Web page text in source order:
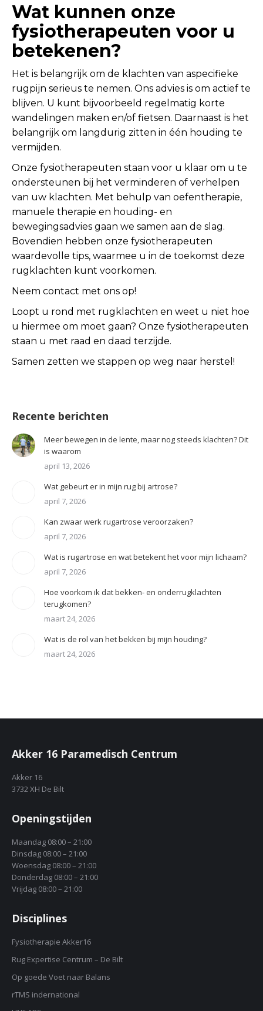
Wat kunnen onze
fysiotherapeuten voor u
betekenen?
Het is belangrijk om de klachten van aspecifieke
rugpijn serieus te nemen. Ons advies is om actief te
blijven. U kunt bijvoorbeeld regelmatig korte
wandelingen maken en/of fietsen. Daarnaast is het
belangrijk om langdurig zitten in één houding te
vermijden.
Onze fysiotherapeuten staan voor u klaar om u te
ondersteunen bij het verminderen of verhelpen
van uw klachten. Met behulp van oefentherapie,
manuele therapie en houding- en
bewegingsadvies gaan we samen aan de slag.
Bovendien hebben onze fysiotherapeuten
waardevolle tips, waarmee u in de toekomst deze
rugklachten kunt voorkomen.
Neem contact met ons op!
Loopt u rond met rugklachten en weet u niet hoe
u hiermee om moet gaan? Onze fysiotherapeuten
staan u met raad en daad terzijde.
Samen zetten we stappen op weg naar herstel!
Recente berichten
Meer bewegen in de lente, maar nog steeds klachten? Dit
is waarom
april 13, 2026
Wat gebeurt er in mijn rug bij artrose?
april 7, 2026
Kan zwaar werk rugartrose veroorzaken?
april 7, 2026
Wat is rugartrose en wat betekent het voor mijn lichaam?
april 7, 2026
Hoe voorkom ik dat bekken- en onderrugklachten
terugkomen?
maart 24, 2026
Wat is de rol van het bekken bij mijn houding?
maart 24, 2026
Akker 16 Paramedisch Centrum
Akker 16
3732 XH De Bilt
Openingstijden
Maandag 08:00 – 21:00
Dinsdag 08:00 – 21:00
Woensdag 08:00 – 21:00
Donderdag 08:00 – 21:00
Vrijdag 08:00 – 21:00
Disciplines
Fysiotherapie Akker16
Rug Expertise Centrum – De Bilt
Op goede Voet naar Balans
rTMS indernational